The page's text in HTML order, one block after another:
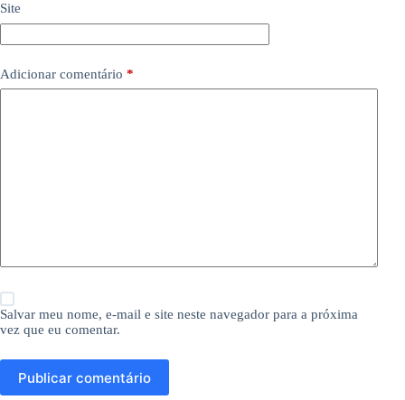
Site
Adicionar comentário *
Salvar meu nome, e-mail e site neste navegador para a próxima
vez que eu comentar.
Publicar comentário